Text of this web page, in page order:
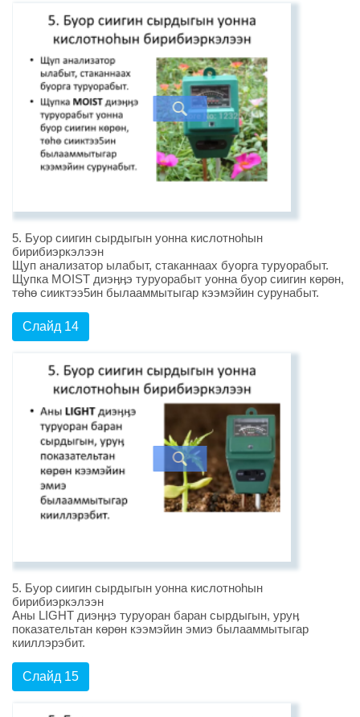
5. Буор сиигин сырдыгын уонна кислотноhын
бирибиэркэлээн
Щуп анализатор ылабыт, стаканнаах буорга туруорабыт.
Щупка MOIST диэӊӊэ туруорабыт уонна буор сиигин көрөн,
төhө сииктээ5ин былааммытыгар кээмэйин сурунабыт.
Слайд 14
5. Буор сиигин сырдыгын уонна кислотноhын
бирибиэркэлээн
Аны LIGHT диэӊӊэ туруоран баран сырдыгын, уруӊ
показательтан көрөн кээмэйин эмиэ былааммытыгар
кииллэрэбит.
Слайд 15